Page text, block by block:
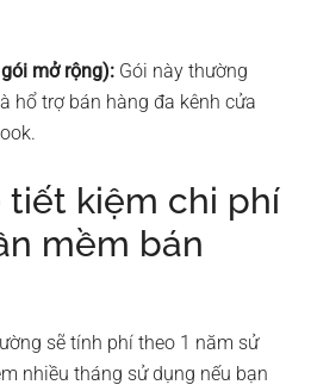
mở rộng): Gói này thường
hổ trợ bán hàng đa kênh cửa
tiết kiệm chi phí
mềm bán
sẽ tính phí theo 1 năm sử
nhiều tháng sử dụng nếu bạn